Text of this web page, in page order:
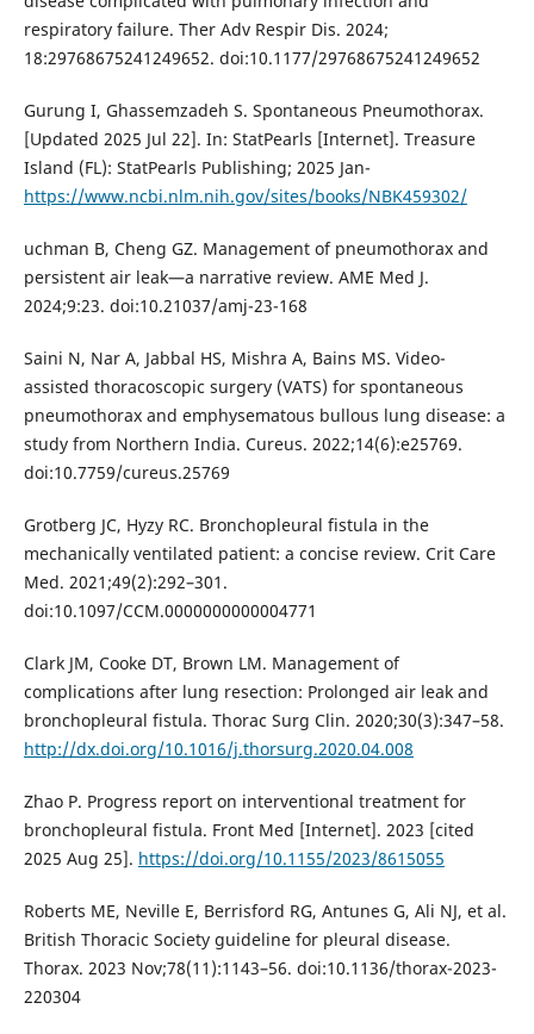
respiratory failure. Ther Adv Respir Dis. 2024;
18:29768675241249652. doi:10.1177/29768675241249652
Gurung I, Ghassemzadeh S. Spontaneous Pneumothorax.
[Updated 2025 Jul 22]. In: StatPearls [Internet]. Treasure
Island (FL): StatPearls Publishing; 2025 Jan-
https://www.ncbi.nlm.nih.gov/sites/books/NBK459302/
uchman B, Cheng GZ. Management of pneumothorax and
persistent air leak—a narrative review. AME Med J.
2024;9:23. doi:10.21037/amj-23-168
Saini N, Nar A, Jabbal HS, Mishra A, Bains MS. Video-
assisted thoracoscopic surgery (VATS) for spontaneous
pneumothorax and emphysematous bullous lung disease: a
study from Northern India. Cureus. 2022;14(6):e25769.
doi:10.7759/cureus.25769
Grotberg JC, Hyzy RC. Bronchopleural fistula in the
mechanically ventilated patient: a concise review. Crit Care
Med. 2021;49(2):292–301.
doi:10.1097/CCM.0000000000004771
Clark JM, Cooke DT, Brown LM. Management of
complications after lung resection: Prolonged air leak and
bronchopleural fistula. Thorac Surg Clin. 2020;30(3):347–58.
http://dx.doi.org/10.1016/j.thorsurg.2020.04.008
Zhao P. Progress report on interventional treatment for
bronchopleural fistula. Front Med [Internet]. 2023 [cited
2025 Aug 25]. https://doi.org/10.1155/2023/8615055
Roberts ME, Neville E, Berrisford RG, Antunes G, Ali NJ, et al.
British Thoracic Society guideline for pleural disease.
Thorax. 2023 Nov;78(11):1143–56. doi:10.1136/thorax-2023-
220304